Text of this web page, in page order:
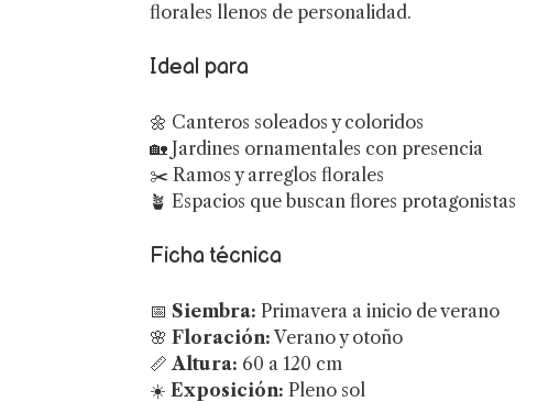
florales llenos de personalidad.
Ideal para
🌼 Canteros soleados y coloridos
🏡 Jardines ornamentales con presencia
✂️ Ramos y arreglos florales
🪴 Espacios que buscan flores protagonistas
Ficha técnica
📅 Siembra: Primavera a inicio de verano
🌸 Floración:Verano y otoño
📏Altura: 60 a 120 cm
☀️ Exposición: Pleno sol